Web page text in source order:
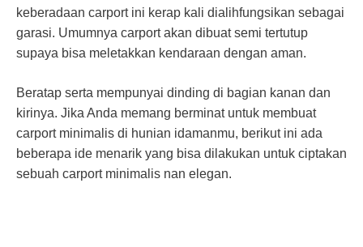
keberadaan carport ini kerap kali dialihfungsikan sebagai
garasi. Umumnya carport akan dibuat semi tertutup
supaya bisa meletakkan kendaraan dengan aman.
Beratap serta mempunyai dinding di bagian kanan dan
kirinya. Jika Anda memang berminat untuk membuat
carport minimalis di hunian idamanmu, berikut ini ada
beberapa ide menarik yang bisa dilakukan untuk ciptakan
sebuah carport minimalis nan elegan.